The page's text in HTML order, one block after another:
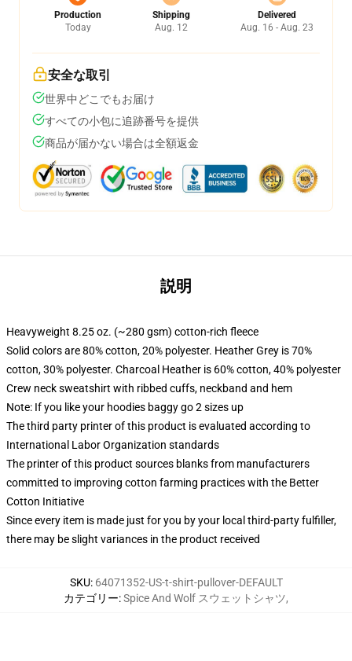
Production
Today
Shipping
Aug. 12
Delivered
Aug. 16 - Aug. 23
安全な取引
世界中どこでもお届け
すべての小包に追跡番号を提供
商品が届かない場合は全額返金
説明
Heavyweight 8.25 oz. (~280 gsm) cotton-rich fleece
Solid colors are 80% cotton, 20% polyester. Heather Grey is 70%
cotton, 30% polyester. Charcoal Heather is 60% cotton, 40% polyester
Crew neck sweatshirt with ribbed cuffs, neckband and hem
Note: If you like your hoodies baggy go 2 sizes up
The third party printer of this product is evaluated according to
International Labor Organization standards
The printer of this product sources blanks from manufacturers
committed to improving cotton farming practices with the Better
Cotton Initiative
Since every item is made just for you by your local third-party fulfiller,
there may be slight variances in the product received
SKU: 64071352-US-t-shirt-pullover-DEFAULT
カテゴリー:Spice And Wolf スウェットシャツ,